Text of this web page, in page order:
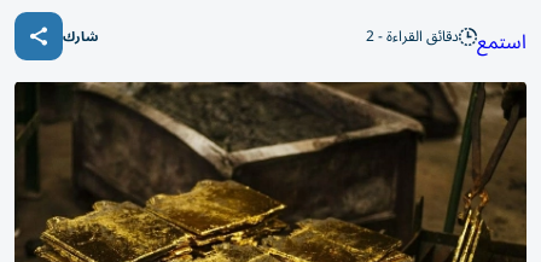
استمع دقائق القراءة - 2 شارك